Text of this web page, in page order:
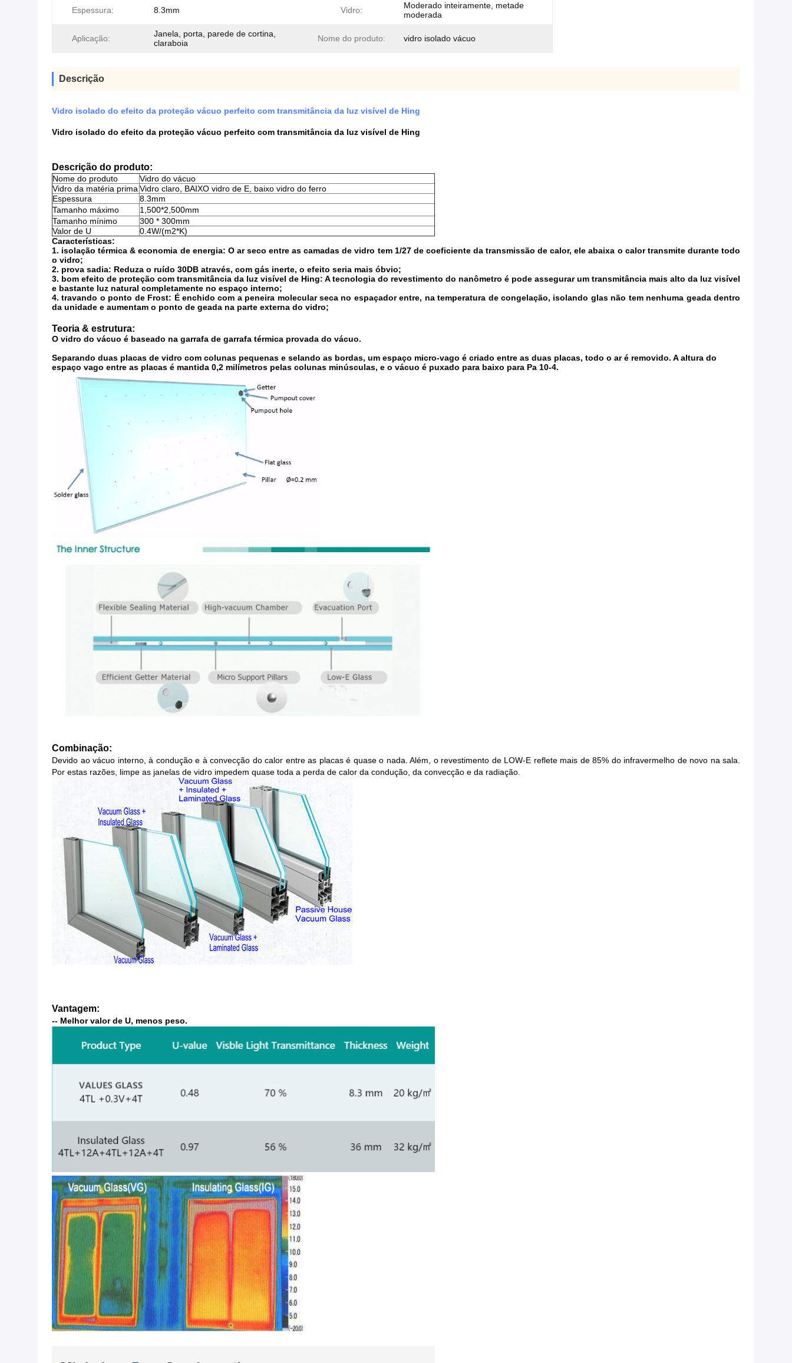
Espessura: 8.3mm Vidro:
Moderado inteiramente, metade
moderada
Aplicação:
Janela, porta, parede de cortina,
claraboia
Nome do produto: vidro isolado vácuo
Descrição
Vidro isolado do efeito da proteção vácuo perfeito com transmitância da luz visível de Hing
Vidro isolado do efeito da proteção vácuo perfeito com transmitância da luz visível de Hing
Descrição do produto:
Nome do produto
Vidro do vácuo
Vidro da matéria prima Vidro claro, BAIXO vidro de E, baixo vidro do ferro
Espessura
8.3mm
Tamanho máximo
1,500*2,500mm
Tamanho mínimo
300 * 300mm
Valor de U
0.4W/(m2*K)
Características:
1. isolação térmica & economia de energia: O ar seco entre as camadas de vidro tem 1/27 de coeficiente da transmissão de calor, ele abaixa o calor transmite durante todo
o vidro;
2. prova sadia: Reduza o ruído 30DB através, com gás inerte, o efeito seria mais óbvio;
3. bom efeito de proteção com transmitância da luz visível de Hing: A tecnologia do revestimento do nanômetro é pode assegurar um transmitância mais alto da luz visível
e bastante luz natural completamente no espaço interno;
4. travando o ponto de Frost: É enchido com a peneira molecular seca no espaçador entre, na temperatura de congelação, isolando glas não tem nenhuma geada dentro
da unidade e aumentam o ponto de geada na parte externa do vidro;
Teoria & estrutura:
O vidro do vácuo é baseado na garrafa de garrafa térmica provada do vácuo.
Separando duas placas de vidro com colunas pequenas e selando as bordas, um espaço micro-vago é criado entre as duas placas, todo o ar é removido. A altura do
espaço vago entre as placas é mantida 0,2 milímetros pelas colunas minúsculas, e o vácuo é puxado para baixo para Pa 10-4.
Combinação:
Devido ao vácuo interno, à condução e à convecção do calor entre as placas é quase o nada. Além, o revestimento de LOW-E reflete mais de 85% do infravermelho de novo na sala.
Por estas razões, limpe as janelas de vidro impedem quase toda a perda de calor da condução, da convecção e da radiação.
Vantagem:
-- Melhor valor de U, menos peso.